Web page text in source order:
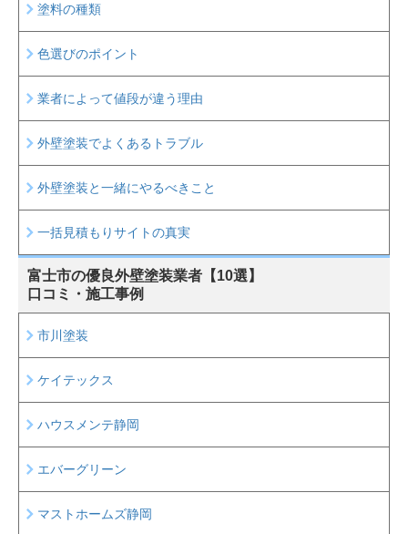
塗料の種類
色選びのポイント
業者によって値段が違う理由
外壁塗装でよくあるトラブル
外壁塗装と一緒にやるべきこと
一括見積もりサイトの真実
富士市の優良外壁塗装業者【10選】
口コミ・施工事例
市川塗装
ケイテックス
ハウスメンテ静岡
エバーグリーン
マストホームズ静岡